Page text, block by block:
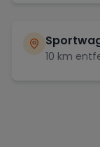
10 km